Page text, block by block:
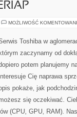
MOŻLIWOŚĆ
Toshiba w
którym zaczynamy od
potem planujemy
Cię naprawa
pokaże, jak
się oczekiwać.
(CPU, GPU, RAM).